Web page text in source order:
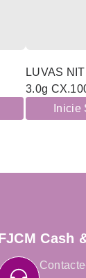
LUVAS
3.0g
Inicie
Cash